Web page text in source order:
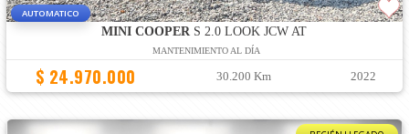
AUTOMATICO
MINI COOPER S 2.0 LOOK JCW AT
MANTENIMIENTO AL DÍA
$ 24.970.000 30.200 Km 2022